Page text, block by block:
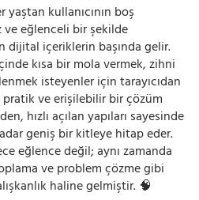
kullanıcının boş
ve eğlenceli bir şekilde
dijital içeriklerin başında gelir.
kısa bir mola vermek, zihni
isteyenler için tarayıcıdan
ve erişilebilir bir çözüm
hızlı açılan yapıları sayesinde
geniş bir kitleye hitap eder.
eğlence değil; aynı zamanda
ve problem çözme gibi
haline gelmiştir. 🧠